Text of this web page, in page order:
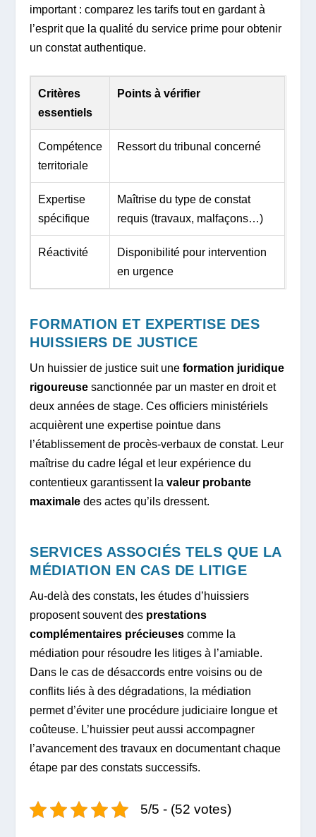
important : comparez les tarifs tout en gardant à
l’esprit que la qualité du service prime pour obtenir
un constat authentique.
Critères
essentiels
Points à vérifier
Compétence
territoriale
Ressort du tribunal concerné
Expertise
spécifique
Maîtrise du type de constat
requis (travaux, malfaçons…)
Réactivité
Disponibilité pour intervention
en urgence
FORMATION ET EXPERTISE DES
HUISSIERS DE JUSTICE
Un huissier de justice suit uneformation juridique
rigoureuse sanctionnée par un master en droit et
deux années de stage. Ces officiers ministériels
acquièrent une expertise pointue dans
l’établissement de procès-verbaux de constat. Leur
maîtrise du cadre légal et leur expérience du
contentieux garantissent lavaleur probante
maximale des actes qu’ils dressent.
SERVICES ASSOCIÉS TELS QUE LA
MÉDIATION EN CAS DE LITIGE
Au-delà des constats, les études d’huissiers
proposent souvent des prestations
complémentaires précieuses comme la
médiation pour résoudre les litiges à l’amiable.
Dans le cas de désaccords entre voisins ou de
conflits liés à des dégradations, la médiation
permet d’éviter une procédure judiciaire longue et
coûteuse. L’huissier peut aussi accompagner
l’avancement des travaux en documentant chaque
étape par des constats successifs.
5/5 - (52 votes)